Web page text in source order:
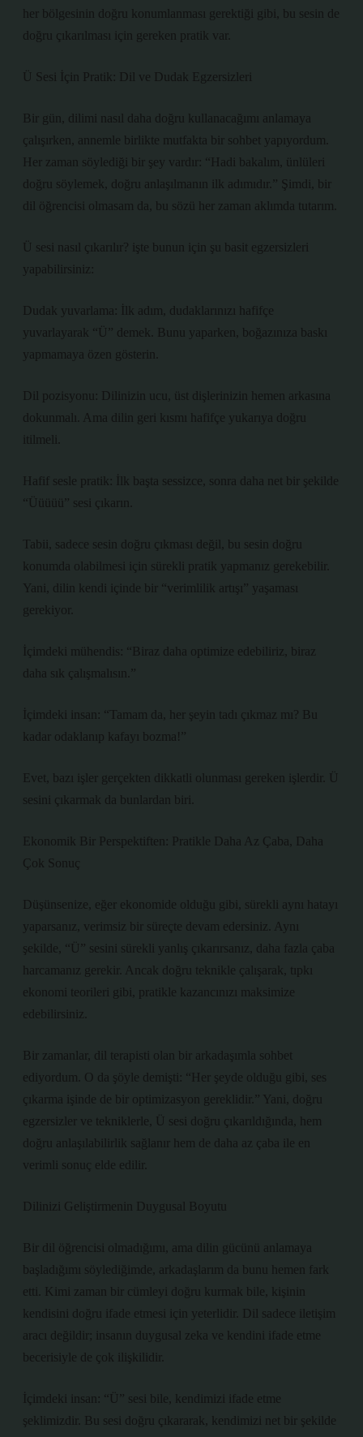
her bölgesinin doğru konumlanması gerektiği gibi, bu sesin de
doğru çıkarılması için gereken pratik var.
Ü Sesi İçin Pratik: Dil ve Dudak Egzersizleri
Bir gün, dilimi nasıl daha doğru kullanacağımı anlamaya
çalışırken, annemle birlikte mutfakta bir sohbet yapıyordum.
Her zaman söylediği bir şey vardır: “Hadi bakalım, ünlüleri
doğru söylemek, doğru anlaşılmanın ilk adımıdır.” Şimdi, bir
dil öğrencisi olmasam da, bu sözü her zaman aklımda tutarım.
Ü sesi nasıl çıkarılır? işte bunun için şu basit egzersizleri
yapabilirsiniz:
Dudak yuvarlama: İlk adım, dudaklarınızı hafifçe
yuvarlayarak “Ü” demek. Bunu yaparken, boğazınıza baskı
yapmamaya özen gösterin.
Dil pozisyonu: Dilinizin ucu, üst dişlerinizin hemen arkasına
dokunmalı. Ama dilin geri kısmı hafifçe yukarıya doğru
itilmeli.
Hafif sesle pratik: İlk başta sessizce, sonra daha net bir şekilde
“Üüüüü” sesi çıkarın.
Tabii, sadece sesin doğru çıkması değil, bu sesin doğru
konumda olabilmesi için sürekli pratik yapmanız gerekebilir.
Yani, dilin kendi içinde bir “verimlilik artışı” yaşaması
gerekiyor.
İçimdeki mühendis: “Biraz daha optimize edebiliriz, biraz
daha sık çalışmalısın.”
İçimdeki insan: “Tamam da, her şeyin tadı çıkmaz mı? Bu
kadar odaklanıp kafayı bozma!”
Evet, bazı işler gerçekten dikkatli olunması gereken işlerdir. Ü
sesini çıkarmak da bunlardan biri.
Ekonomik Bir Perspektiften: Pratikle Daha Az Çaba, Daha
Çok Sonuç
Düşünsenize, eğer ekonomide olduğu gibi, sürekli aynı hatayı
yaparsanız, verimsiz bir süreçte devam edersiniz. Aynı
şekilde, “Ü” sesini sürekli yanlış çıkarırsanız, daha fazla çaba
harcamanız gerekir. Ancak doğru teknikle çalışarak, tıpkı
ekonomi teorileri gibi, pratikle kazancınızı maksimize
edebilirsiniz.
Bir zamanlar, dil terapisti olan bir arkadaşımla sohbet
ediyordum. O da şöyle demişti: “Her şeyde olduğu gibi, ses
çıkarma işinde de bir optimizasyon gereklidir.” Yani, doğru
egzersizler ve tekniklerle, Ü sesi doğru çıkarıldığında, hem
doğru anlaşılabilirlik sağlanır hem de daha az çaba ile en
verimli sonuç elde edilir.
Dilinizi Geliştirmenin Duygusal Boyutu
Bir dil öğrencisi olmadığımı, ama dilin gücünü anlamaya
başladığımı söylediğimde, arkadaşlarım da bunu hemen fark
etti. Kimi zaman bir cümleyi doğru kurmak bile, kişinin
kendisini doğru ifade etmesi için yeterlidir. Dil sadece iletişim
aracı değildir; insanın duygusal zeka ve kendini ifade etme
becerisiyle de çok ilişkilidir.
İçimdeki insan: “Ü” sesi bile, kendimizi ifade etme
şeklimizdir. Bu sesi doğru çıkararak, kendimizi net bir şekilde